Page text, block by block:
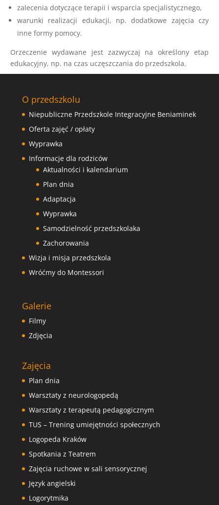
zalecenia dotyczące terapii i wsparcia specjalistycznego,
warunki realizacji edukacji, np. dodatkowe zajęcia czy
inne formy pomocy.
Orzeczenie wydawane jest zazwyczaj na określony etap
edukacyjny, np. na czas uczęszczania do przedszkola.
O przedszkolu
Niepubliczne Przedszkole Integracyjne Beniaminek
Oferta zajęć / opłaty
Wyprawka
Informacje dla rodziców
Aktualności i kalendarium
Plan dnia
Adaptacja
Wyprawka
Samodzielność przedszkolaka
Zachorowania
Wizja i misja przedszkola
Wróćmy do Montessori
Galerie
Filmy
Zdjęcia
Zajęcia
Plan dnia
Warsztaty z neurologopedą
Warsztaty z terapeutą pedagogicznym
TUS – Trening umiejętności społecznych
Logopeda Kraków
Spotkania z Teatrem
Zajęcia ruchowe w sali sensorycznej
Język angielski
Logorytmika